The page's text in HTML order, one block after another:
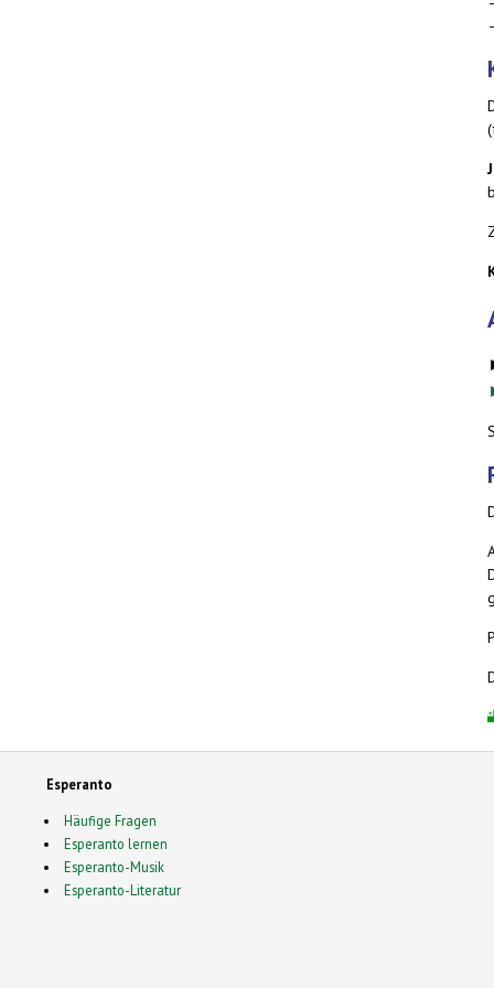
Esperanto
Häufige Fragen
Esperanto lernen
Esperanto-Musik
Esperanto-Literatur